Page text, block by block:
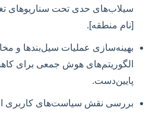
سیلاب‌های حدی تحت سناریوهای
[نام منطقه].
بهینه‌سازی عملیات سیل‌بندها و
الگوریتم‌های هوش جمعی برای
پایین‌دست.
بررسی نقش سیاست‌های کاربری